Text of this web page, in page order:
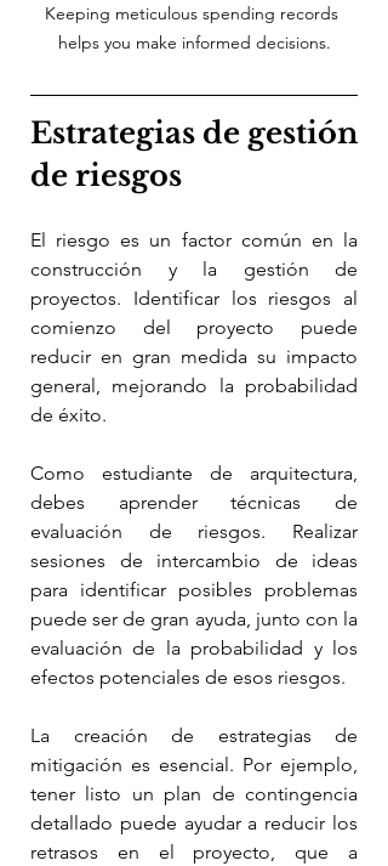
Keeping meticulous spending records
helps you make informed decisions.
Estrategias de gestión
de riesgos
El riesgo es un factor común en la
construcción y la gestión de
proyectos. Identificar los riesgos al
comienzo del proyecto puede
reducir en gran medida su impacto
general, mejorando la probabilidad
de éxito.
Como estudiante de arquitectura,
debes aprender técnicas de
evaluación de riesgos. Realizar
sesiones de intercambio de ideas
para identificar posibles problemas
puede ser de gran ayuda, junto con la
evaluación de la probabilidad y los
efectos potenciales de esos riesgos.
La creación de estrategias de
mitigación es esencial. Por ejemplo,
tener listo un plan de contingencia
detallado puede ayudar a reducir los
retrasos en el proyecto, que a